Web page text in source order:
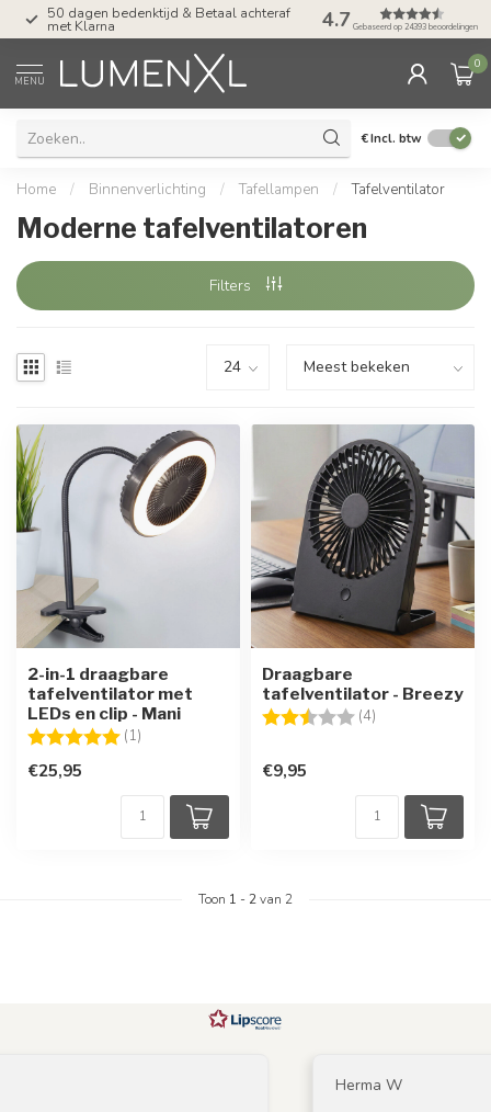
Tel: ma-do tot 23.00, vr tot 21.00, za tot
17.00 uur 4.7 Gebaseerd op 24393 beoordelingen
MENU
0
€Incl. btw
Home / Binnenverlichting / Tafellampen / Tafelventilator
Moderne tafelventilatoren
Filters
2-in-1 draagbare
tafelventilator met
LEDs en clip - Mani
Beoordeling: (1)
€25,95
Draagbare
tafelventilator - Breezy
Beoordeling: (4)
€9,95
Toon 1 - 2van 2
Herma W